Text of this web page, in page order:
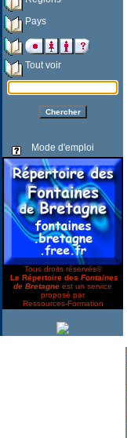
Pays
Tout voir
Mode d'emploi
Tous droits réservés©
Le Répertoire des Fontaines
de Bretagne est un service
proposé par
Ressources-Formation